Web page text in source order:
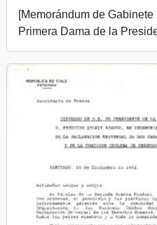
[Memorándum de Gabinete
Primera Dama de la